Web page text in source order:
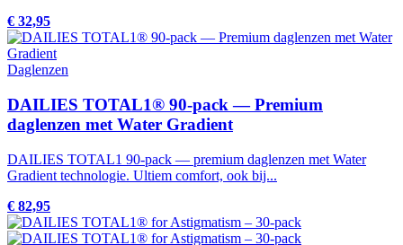
€ 32,95
Daglenzen
DAILIES TOTAL1® 90-pack — Premium
daglenzen met Water Gradient
DAILIES TOTAL1 90-pack — premium daglenzen met Water
Gradient technologie. Ultiem comfort, ook bij...
€ 82,95